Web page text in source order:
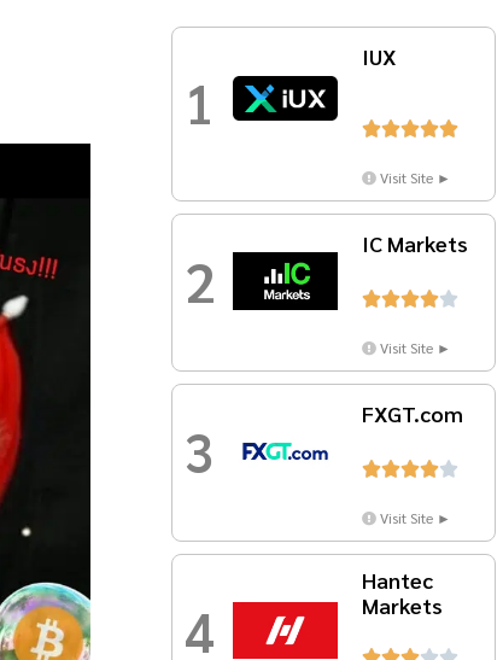
1
IUX

Visit Site ►
2
IC Markets

Visit Site ►
3
FXGT.com

Visit Site ►
4
Hantec
Markets